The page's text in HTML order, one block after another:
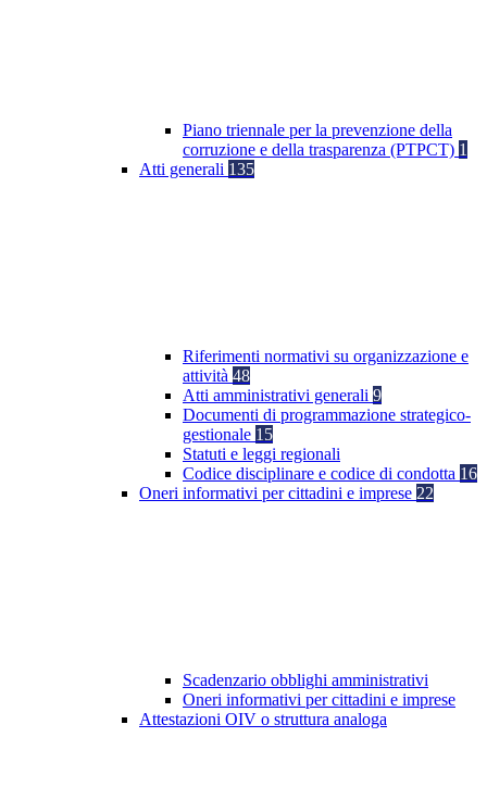
Piano triennale per la prevenzione della
corruzione e della trasparenza (PTPCT) 1
Atti generali 135
Riferimenti normativi su organizzazione e
attività 48
Atti amministrativi generali 9
Documenti di programmazione strategico-
gestionale 15
Statuti e leggi regionali
Codice disciplinare e codice di condotta 16
Oneri informativi per cittadini e imprese 22
Scadenzario obblighi amministrativi
Oneri informativi per cittadini e imprese
Attestazioni OIV o struttura analoga